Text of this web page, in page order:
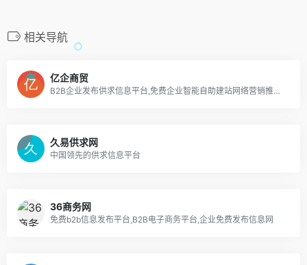
相关导航
亿企商贸
B2B企业发布供求信息平台,免费企业智能自助建站网络营销推广平台
久易供求网
中国领先的供求信息平台
36商务网
免费b2b信息发布平台,B2B电子商务平台,企业免费发布信息网